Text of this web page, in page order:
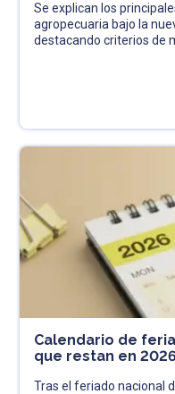
Se explican los
agropecuaria bajo la
destacando criterios de
Calendario de
que restan en 2026
Tras el feriado nacional